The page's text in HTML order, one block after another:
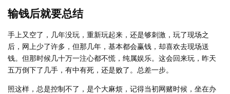
输钱后就要总结
手上又空了，几年没玩，重新玩起来，还是够刺激，玩了现场之
后，网上少了许多，但那几年，基本都会赢钱，却喜欢去现场送
钱。但那时候几十万一注心都不慌，纯属娱乐。这会回来玩，昨天
五万倒下了几手，有中有死，还是败了。总差一步。
照这样，总是控制不了，是个大麻烦，记得当初网赌时候，坐在办